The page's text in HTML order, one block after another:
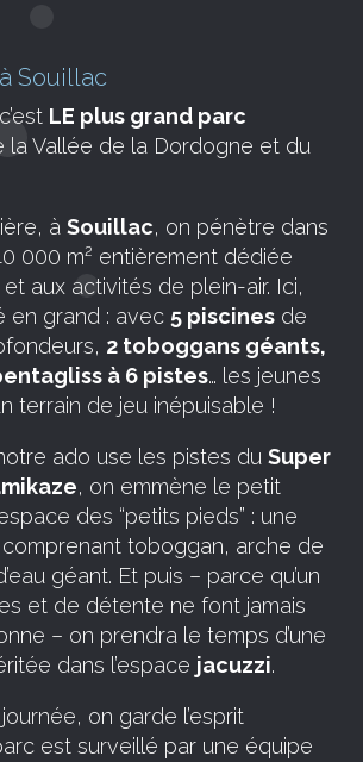
Souillac
LE plus grand parc
la Vallée de la Dordogne et du
à Souillac, on pénètre dans
000 m² entièrement dédiée
et aux activités de plein-air. Ici,
en grand : avec 5 piscines de
2 toboggans géants,
à 6 pistes… les jeunes
terrain de jeu inépuisable !
ado use les pistes du Super
, on emmène le petit
des “petits pieds” : une
comprenant toboggan, arche de
géant. Et puis – parce qu’un
et de détente ne font jamais
– on prendra le temps d’une
dans l’espace jacuzzi.
on garde l’esprit
est surveillé par une équipe